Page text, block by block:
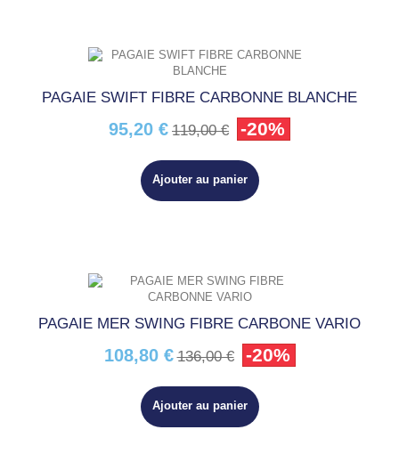
PAGAIE SWIFT FIBRE CARBONNE BLANCHE
95,20 € 119,00 € -20%
Ajouter au panier
PAGAIE MER SWING FIBRE CARBONE VARIO
108,80 € 136,00 € -20%
Ajouter au panier